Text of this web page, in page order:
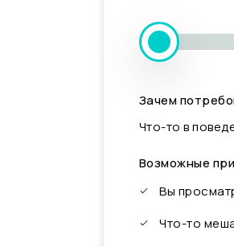
Зачем
Что-то в
Возможные
Вы
Что-то